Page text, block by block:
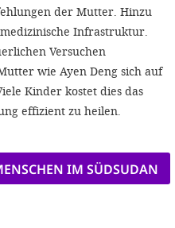
der Mutter. Hinzu
Infrastruktur.
Versuchen
wie Ayen Deng sich auf
Kinder kostet dies das
effizient zu heilen.
IM SÜDSUDAN